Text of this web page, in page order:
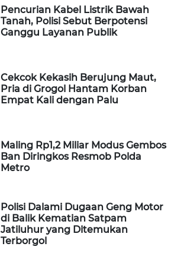
Pencurian Kabel Listrik Bawah
Tanah, Polisi Sebut Berpotensi
Ganggu Layanan Publik
Cekcok Kekasih Berujung Maut,
Pria di Grogol Hantam Korban
Empat Kali dengan Palu
Maling Rp1,2 Miliar Modus Gembos
Ban Diringkos Resmob Polda
Metro
Polisi Dalami Dugaan Geng Motor
di Balik Kematian Satpam
Jatiluhur yang Ditemukan
Terborgol